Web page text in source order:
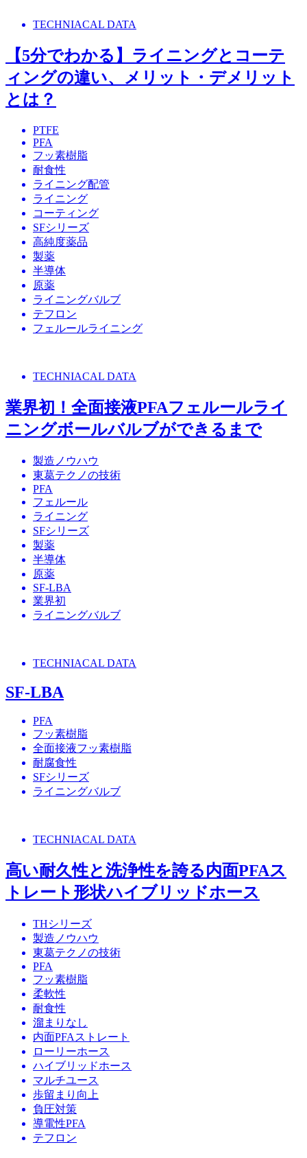
TECHNIACAL DATA
【5分でわかる】ライニングとコーテ
ィングの違い、メリット・デメリット
とは？
PTFE
PFA
フッ素樹脂
耐食性
ライニング配管
ライニング
コーティング
SFシリーズ
高純度薬品
製薬
半導体
原薬
ライニングバルブ
テフロン
フェルールライニング
TECHNIACAL DATA
業界初！全面接液PFAフェルールライ
ニングボールバルブができるまで
製造ノウハウ
東葛テクノの技術
PFA
フェルール
ライニング
SFシリーズ
製薬
半導体
原薬
SF-LBA
業界初
ライニングバルブ
TECHNIACAL DATA
SF-LBA
PFA
フッ素樹脂
全面接液フッ素樹脂
耐腐食性
SFシリーズ
ライニングバルブ
TECHNIACAL DATA
高い耐久性と洗浄性を誇る内面PFAス
トレート形状ハイブリッドホース
THシリーズ
製造ノウハウ
東葛テクノの技術
PFA
フッ素樹脂
柔軟性
耐食性
溜まりなし
内面PFAストレート
ローリーホース
ハイブリッドホース
マルチユース
歩留まり向上
負圧対策
導電性PFA
テフロン